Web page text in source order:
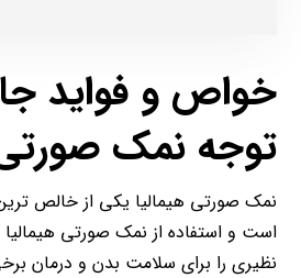
خواص و فواید
توجهنمک
نمک صورتی هیمالیا یکی از خالص
است و استفاده از نمک صورتی
نظیری را برای سلامت بدن و درمان